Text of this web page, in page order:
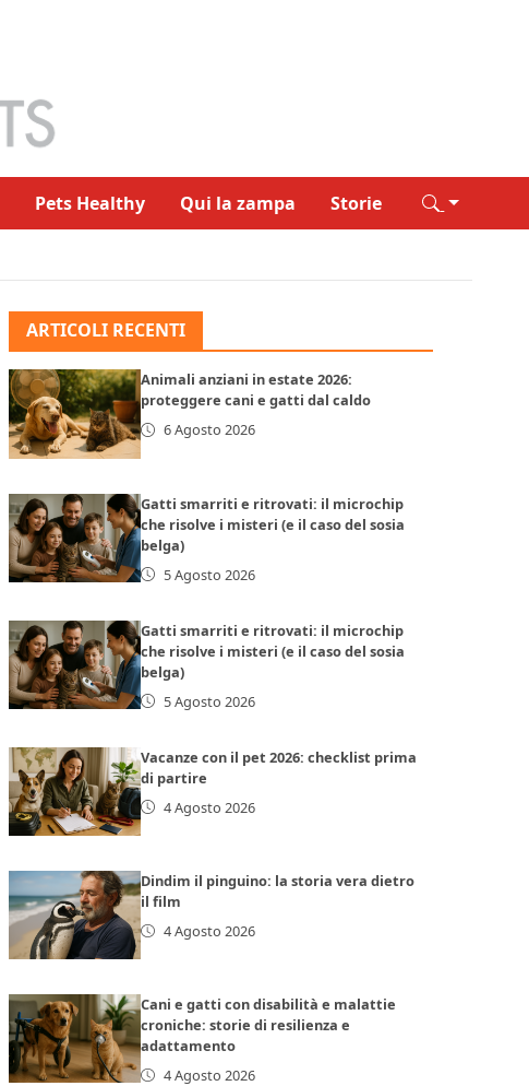
Pets Healthy Qui la zampa Storie
ARTICOLI RECENTI
Animali anziani in estate 2026:
proteggere cani e gatti dal caldo
6 Agosto 2026
Gatti smarriti e ritrovati: il microchip
che risolve i misteri (e il caso del sosia
belga)
5 Agosto 2026
Gatti smarriti e ritrovati: il microchip
che risolve i misteri (e il caso del sosia
belga)
5 Agosto 2026
Vacanze con il pet 2026: checklist prima
di partire
4 Agosto 2026
Dindim il pinguino: la storia vera dietro
il film
4 Agosto 2026
Cani e gatti con disabilità e malattie
croniche: storie di resilienza e
adattamento
4 Agosto 2026